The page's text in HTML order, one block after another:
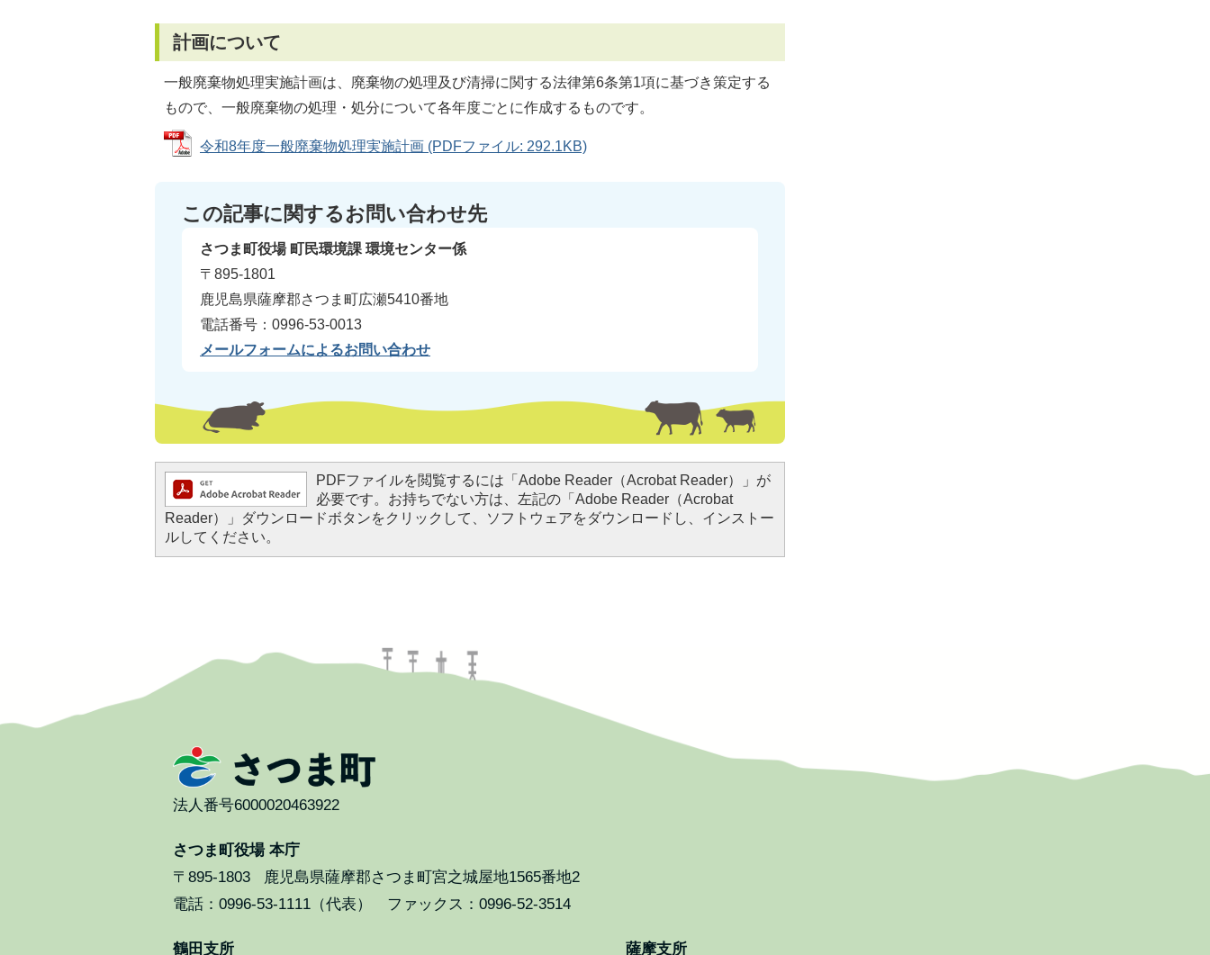
計画について
一般廃棄物処理実施計画は、廃棄物の処理及び清掃に関する法律第6条第1項に基づき策定する
もので、一般廃棄物の処理・処分について各年度ごとに作成するものです。
令和8年度一般廃棄物処理実施計画 (PDFファイル: 292.1KB)
この記事に関するお問い合わせ先
さつま町役場 町民環境課 環境センター係
〒895-1801
鹿児島県薩摩郡さつま町広瀬5410番地
電話番号：0996-53-0013
メールフォームによるお問い合わせ
PDFファイルを閲覧するには「Adobe Reader（Acrobat Reader）」が
必要です。お持ちでない方は、左記の「Adobe Reader（Acrobat
Reader）」ダウンロードボタンをクリックして、ソフトウェアをダウンロードし、インストー
ルしてください。
法人番号6000020463922
さつま町役場 本庁
〒895-1803
鹿児島県薩摩郡さつま町宮之城屋地1565番地2
電話：0996-53-1111（代表） ファックス：0996-52-3514
鶴田支所 薩摩支所